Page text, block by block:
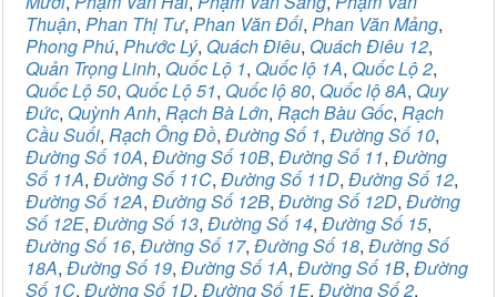
Thuận, Phan Thị Tư, Phan Văn Đối, Phan Văn Mảng,
Phong Phú, Phước Lý, Quách Điêu, Quách Điêu 12,
Quản Trọng Linh, Quốc Lộ 1, Quốc lộ 1A, Quốc Lộ 2,
Quốc Lộ 50, Quốc Lộ 51, Quốc lộ 80, Quốc lộ 8A, Quy
Đức, Quỳnh Anh, Rạch Bà Lớn, Rạch Bàu Gốc, Rạch
Cầu Suối, Rạch Ông Đồ, Đường Số 1, Đường Số 10,
Đường Số 10A, Đường Số 10B, Đường Số 11, Đường
Số 11A, Đường Số 11C, Đường Số 11D, Đường Số 12,
Đường Số 12A, Đường Số 12B, Đường Số 12D, Đường
Số 12E, Đường Số 13, Đường Số 14, Đường Số 15,
Đường Số 16, Đường Số 17, Đường Số 18, Đường Số
18A, Đường Số 19, Đường Số 1A, Đường Số 1B, Đường
Số 1C, Đường Số 1D, Đường Số 1E, Đường Số 2,